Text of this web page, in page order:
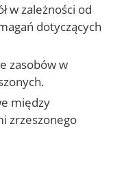
w zależności od
dotyczących
zasobów w
między
zrzeszonego